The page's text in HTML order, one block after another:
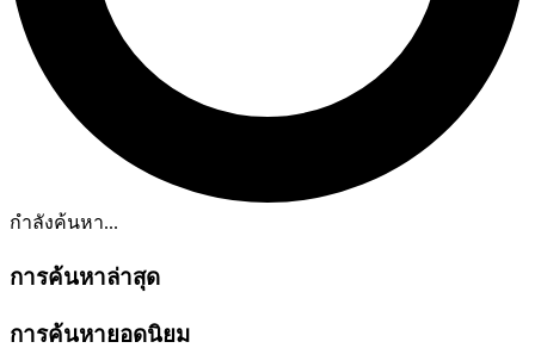
กำลังค้นหา...
การค้นหาล่าสุด
การค้นหายอดนิยม